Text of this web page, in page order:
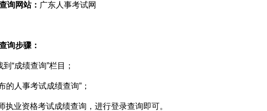
询网站： 广东人事考试网
询步骤：
“成绩查询”栏目；
的人事考试成绩查询”；
业资格考试成绩查询，进行登录查询即可。